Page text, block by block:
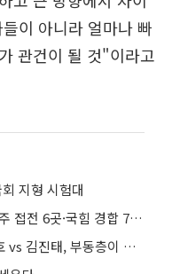
이 아니라 얼마나 빠
관건이 될 것"이라고
지형 시험대
'깜깜이' 여야 판세 동상이몽…민주 접전 6곳·국힘 경합 7곳, 겹친 4곳 승부처
4년 만의 '강원 리턴매치'…우상호 vs 김진태, 부동층이 변수